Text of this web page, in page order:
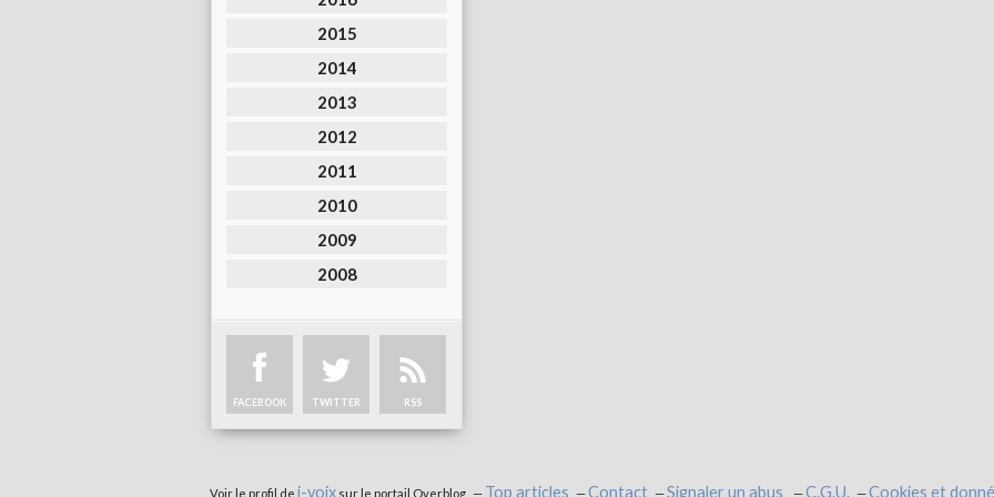
2015
2014
2013
2012
2011
2010
2009
2008
FACEBOOK TWITTER RSS
Voir le profil de i-voixsur le portail Overblog Top articles Contact Signaler un abus C.G.U. Cookies et